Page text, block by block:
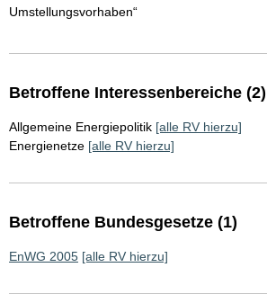
Umstellungsvorhaben“
Betroffene Interessenbereiche (2)
Allgemeine Energiepolitik [alle RV hierzu]
Energienetze [alle RV hierzu]
Betroffene Bundesgesetze (1)
EnWG 2005 [alle RV hierzu]